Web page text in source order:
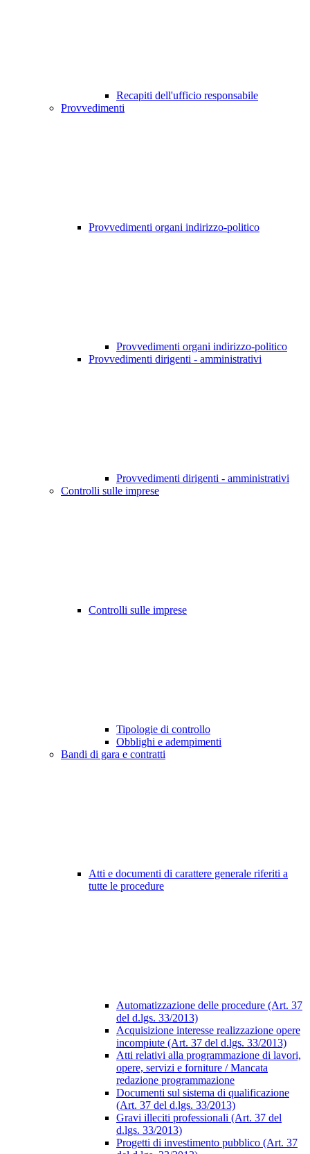
Recapiti dell'ufficio responsabile
Provvedimenti
Provvedimenti organi indirizzo-politico
Provvedimenti organi indirizzo-politico
Provvedimenti dirigenti - amministrativi
Provvedimenti dirigenti - amministrativi
Controlli sulle imprese
Controlli sulle imprese
Tipologie di controllo
Obblighi e adempimenti
Bandi di gara e contratti
Atti e documenti di carattere generale riferiti a
tutte le procedure
Automatizzazione delle procedure (Art. 37
del d.lgs. 33/2013)
Acquisizione interesse realizzazione opere
incompiute (Art. 37 del d.lgs. 33/2013)
Atti relativi alla programmazione di lavori,
opere, servizi e forniture / Mancata
redazione programmazione
Documenti sul sistema di qualificazione
(Art. 37 del d.lgs. 33/2013)
Gravi illeciti professionali (Art. 37 del
d.lgs. 33/2013)
Progetti di investimento pubblico (Art. 37